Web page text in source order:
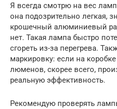
Я всегда смотрю на вес
она подозрительно легкая,
крошечный алюминиевый
нет. Такая лампа быстро
сгореть из-за перегрева.
маркировку: если на
люменов, скорее всего,
реальную эффективность.
Рекомендую проверять